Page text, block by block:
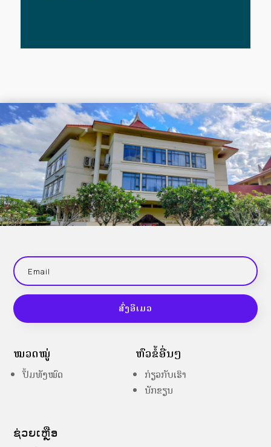
ສົ່ງອີເມວ
ໝວດໝູ່
ປຶ້ມທັງໝົດ
ຫົວຂໍ້ອື່ນໆ
ກ່ຽວກັບເຮົາ
ນັກຂຽນ
ຊ່ວຍເຫຼືອ